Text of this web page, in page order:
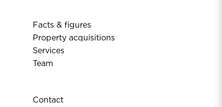
Facts & figures
Property acquisitions
Services
Team
Contact